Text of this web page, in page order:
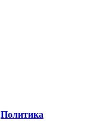
Политика